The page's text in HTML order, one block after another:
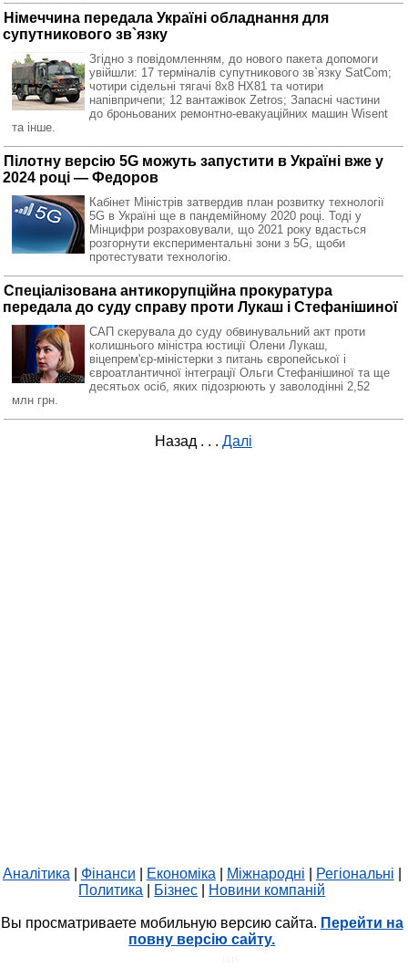
Німеччина передала Україні обладнання для
супутникового зв`язку
Згідно з повідомленням, до нового пакета допомоги
увійшли: 17 терміналів супутникового зв`язку SatCom;
чотири сідельні тягачі 8x8 HX81 та чотири
напівпричепи; 12 вантажівок Zetros; Запасні частини
до броньованих ремонтно-евакуаційних машин Wisent
та інше.
Пілотну версію 5G можуть запустити в Україні вже у
2024 році — Федоров
Кабінет Міністрів затвердив план розвитку технології
5G в Україні ще в пандемійному 2020 році. Тоді у
Мінцифри розраховували, що 2021 року вдасться
розгорнути експериментальні зони з 5G, щоби
протестувати технологію.
Спеціалізована антикорупційна прокуратура
передала до суду справу проти Лукаш і Стефанішиної
САП скерувала до суду обвинувальний акт проти
колишнього міністра юстиції Олени Лукаш,
віцепрем'єр-міністерки з питань європейської і
євроатлантичної інтеграції Ольги Стефанішиної та ще
десятьох осіб, яких підозрюють у заволодінні 2,52
млн грн.
Назад . . . Далі
Аналітика Фінанси Економіка Міжнародні Регіональні
Политика
Бізнес Новини компаній
Вы просматриваете мобильную версию сайта. Перейти на
повну версію сайту.